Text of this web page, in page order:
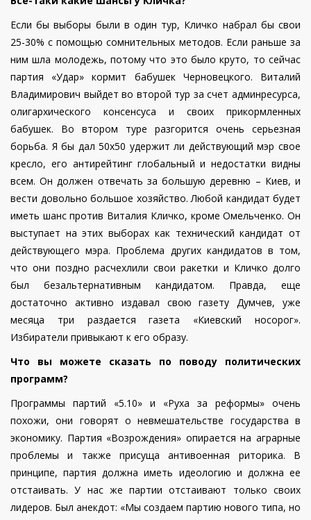
Если бы выборы были в один тур, Кличко набрал бы свои
25-30% с помощью сомнительных методов. Если раньше за
ним шла молодежь, потому что это было круто, то сейчас
партия «Удар» кормит бабушек Черновецкого. Виталий
Владимирович выйдет во второй тур за счет админресурса,
олигархического консенсуса и своих прикормленных
бабушек. Во втором туре разгорится очень серьезная
борьба. Я бы дал 50х50 удержит ли действующий мэр свое
кресло, его антирейтинг глобальный и недостатки видны
всем. Он должен отвечать за большую деревню – Киев, и
вести довольно большое хозяйство. Любой кандидат будет
иметь шанс против Виталия Кличко, кроме Омельченко. Он
выступает на этих выборах как технический кандидат от
действующего мэра. Проблема других кандидатов в том,
что они поздно расчехлили свои ракетки и Кличко долго
был безальтернативным кандидатом. Правда, еще
достаточно активно издавал свою газету Думчев, уже
месяца три раздается газета «Киевский носорог».
Избиратели привыкают к его образу.
Что вы можете сказать по поводу политических
программ?
Программы партий «5.10» и «Руха за реформы» очень
похожи, они говорят о невмешательстве государства в
экономику. Партия «Возрождения» опирается на аграрные
проблемы и также присуща антивоенная риторика. В
принципе, партия должна иметь идеологию и должна ее
отстаивать. У нас же партии отстаивают только своих
лидеров. Был анекдот: «Мы создаем партию нового типа, но